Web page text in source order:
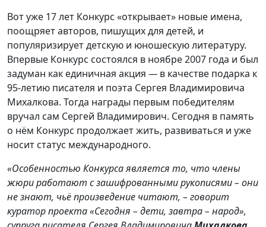
Вот уже 17 лет Конкурс «открывает» новые имена,
поощряет авторов, пишущих для детей, и
популяризирует детскую и юношескую литературу.
Впервые Конкурс состоялся в ноябре 2007 года и был
задуман как единичная акция — в качестве подарка к
95-летию писателя и поэта Сергея Владимировича
Михалкова. Тогда награды первым победителям
вручал сам Сергей Владимирович. Сегодня в память
о нём Конкурс продолжает жить, развиваться и уже
носит статус международного.
«Особенностью Конкурса является то, что члены
жюри работают с зашифрованными рукописями – они
не знают, чьё произведение читают, – говорит
куратор проекта «Сегодня – дети, завтра – народ»,